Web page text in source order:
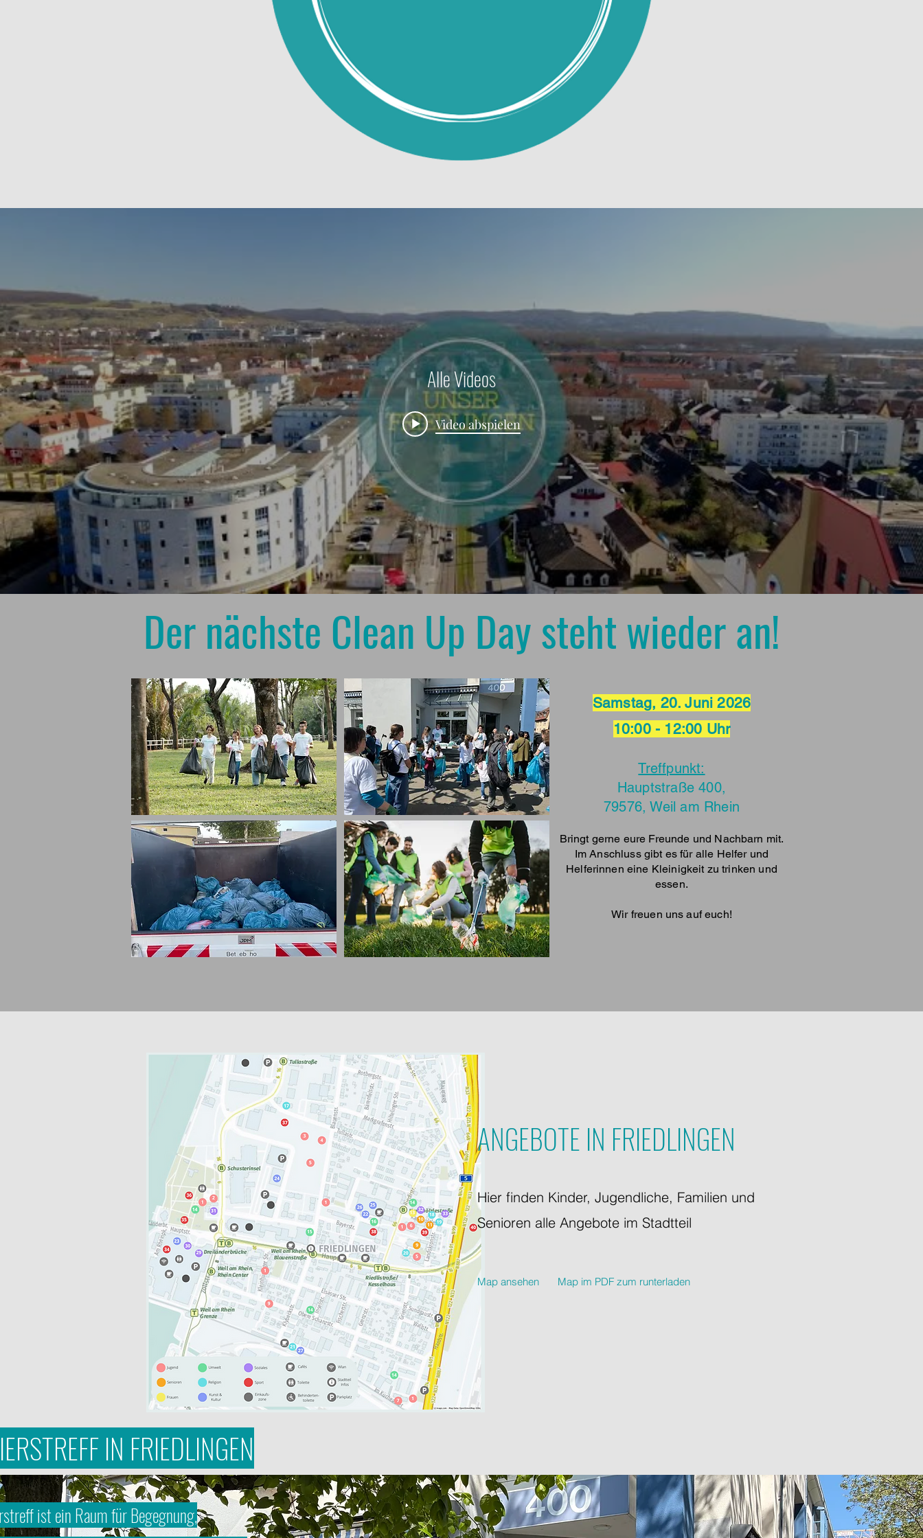
Alle Videos
Video abspielen
Der nächste Clean Up Day steht wieder an!​
Samstag, 20. Juni 2026
10:00 - 12:00 Uhr
Treffpunkt:
Hauptstraße 400,
79576, Weil am Rhein
Bringt gerne eure Freunde und Nachbarn mit.
Im Anschluss gibt es für alle Helfer und
Helferinnen eine Kleinigkeit zu trinken und
essen.
Wir freuen uns auf euch!
ANGEBOTE IN FRIEDLINGEN
Hier finden Kinder, Jugendliche, Familien und
Senioren alle Angebote im Stadtteil
Map ansehen Map im PDF zum runterladen
IN FRIEDLINGEN
ist ein Raum für Begegnung,